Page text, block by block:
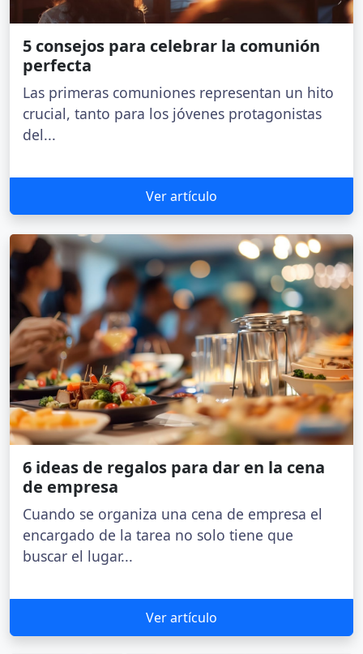
5 consejos para celebrar la comunión
perfecta
Las primeras comuniones representan un hito
crucial, tanto para los jóvenes protagonistas
del...
Ver artículo
6 ideas de regalos para dar en la cena
de empresa
Cuando se organiza una cena de empresa el
encargado de la tarea no solo tiene que
buscar el lugar...
Ver artículo